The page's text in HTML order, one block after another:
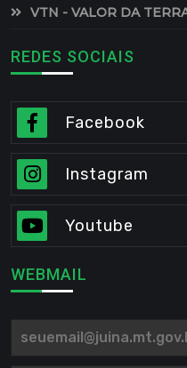
VTN - VALOR DA
REDES SOCIAIS
Facebook
Instagram
Youtube
WEBMAIL